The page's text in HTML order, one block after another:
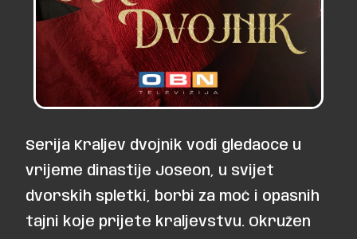
Serija Kraljev dvojnik vodi gledaoce u
vrijeme dinastije Joseon, u svijet
dvorskih spletki, borbi za moć i opasnih
tajni koje prijete kraljevstvu. Okružen